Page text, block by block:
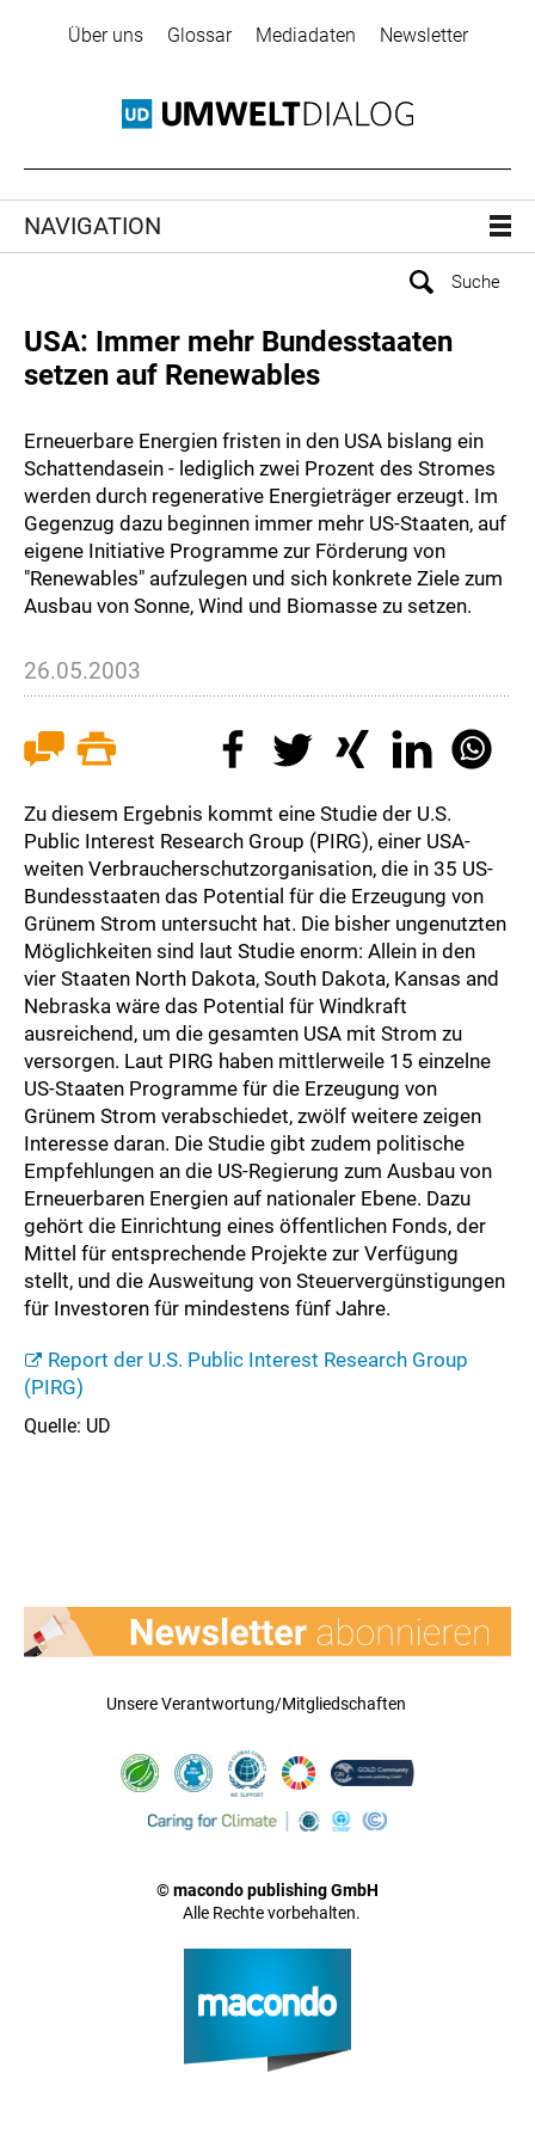
Über uns Glossar Mediadaten Newsletter
NAVIGATION
USA: Immer mehr Bundesstaaten
setzen auf Renewables
Erneuerbare Energien fristen in den USA bislang ein
Schattendasein - lediglich zwei Prozent des Stromes
werden durch regenerative Energieträger erzeugt. Im
Gegenzug dazu beginnen immer mehr US-Staaten, auf
eigene Initiative Programme zur Förderung von
"Renewables" aufzulegen und sich konkrete Ziele zum
Ausbau von Sonne, Wind und Biomasse zu setzen.
26.05.2003
Zu diesem Ergebnis kommt eine Studie der U.S.
Public Interest Research Group (PIRG), einer USA-
weiten Verbraucherschutzorganisation, die in 35 US-
Bundesstaaten das Potential für die Erzeugung von
Grünem Strom untersucht hat. Die bisher ungenutzten
Möglichkeiten sind laut Studie enorm: Allein in den
vier Staaten North Dakota, South Dakota, Kansas and
Nebraska wäre das Potential für Windkraft
ausreichend, um die gesamten USA mit Strom zu
versorgen. Laut PIRG haben mittlerweile 15 einzelne
US-Staaten Programme für die Erzeugung von
Grünem Strom verabschiedet, zwölf weitere zeigen
Interesse daran. Die Studie gibt zudem politische
Empfehlungen an die US-Regierung zum Ausbau von
Erneuerbaren Energien auf nationaler Ebene. Dazu
gehört die Einrichtung eines öffentlichen Fonds, der
Mittel für entsprechende Projekte zur Verfügung
stellt, und die Ausweitung von Steuervergünstigungen
für Investoren für mindestens fünf Jahre.
Report der U.S. Public Interest Research Group
(PIRG)
Quelle: UD
Unsere Verantwortung/Mitgliedschaften
© macondo publishing GmbH
Alle Rechte vorbehalten.